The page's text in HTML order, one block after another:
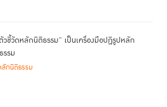
องเป็นปีที่สอง ซึ่งจัดขึ้นโดย
Pathfinders for Peaceful, Just and
ทนถาวรไทย โคลอมเบีย ลิกเตนสไตน์ และ
าติ ณ นครนิวยอร์ก, UN Women, UNDP,
ILANUD, องค์กร Cyrus R. Vance Center
ะ International Network of Formerly
ชี้วัดหลักนิติธรรม” เป็นเครื่องมือปฏิรูปหลัก
รรม
กนิติธรรม